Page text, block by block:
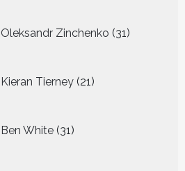
Oleksandr Zinchenko 31
producten
Kieran Tierney 21
producten
Ben White 31
producten